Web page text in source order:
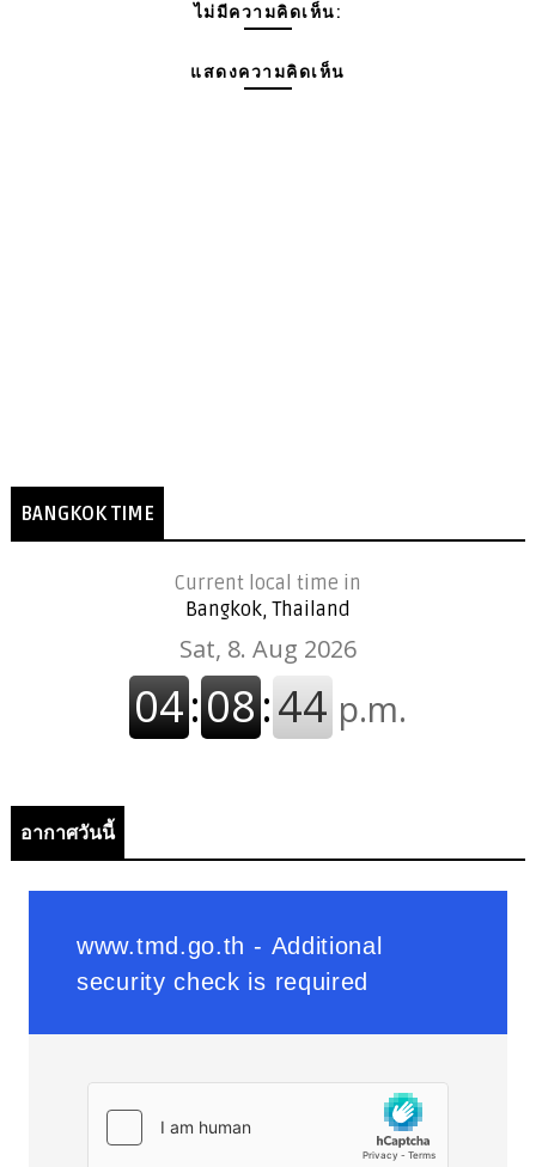
ไม่มีความคิดเห็น:
แสดงความคิดเห็น
BANGKOK TIME
Current local time in
Bangkok, Thailand
อากาศวันนี้